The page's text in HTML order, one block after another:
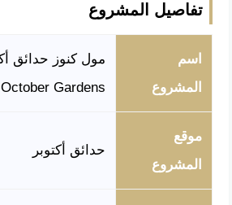
تفاصيل المشروع
اسم
المشروع
October Gardens
موقع
المشروع
حدائق أكتوبر